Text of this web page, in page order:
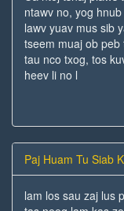
ntawv no, yog
lawv yuav mus sib
tseem muaj ob
tau nco txog, tos
heev li no l
Paj Huam Tu Siab
lam los sau zaj lus